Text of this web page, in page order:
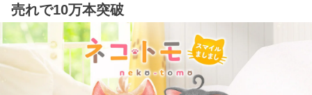
売れで10万本突破